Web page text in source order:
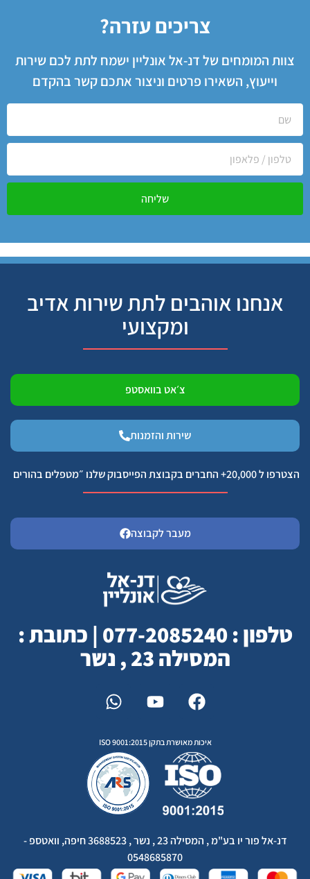
צריכים עזרה?
צוות המומחים של דנ-אל אונליין ישמח לתת לכם שירות
וייעוץ, השאירו פרטים וניצור אתכם קשר בהקדם
שליחה
אנחנו אוהבים לתת שירות אדיב
ומקצועי
צ׳אט בוואסטפ
שירות והזמנות
הצטרפו ל 20,000+ החברים בקבוצת הפייסבוק שלנו ״מטפלים בהורים
מעבר לקבוצה
טלפון : 077-2085240 | כתובת :
המסילה 23 , נשר
איכות מאושרת בתקן ISO 9001:2015
דנ-אל פור יו בע"מ , המסילה 23 , נשר , 3688523 חיפה, וואטספ -
0548685870